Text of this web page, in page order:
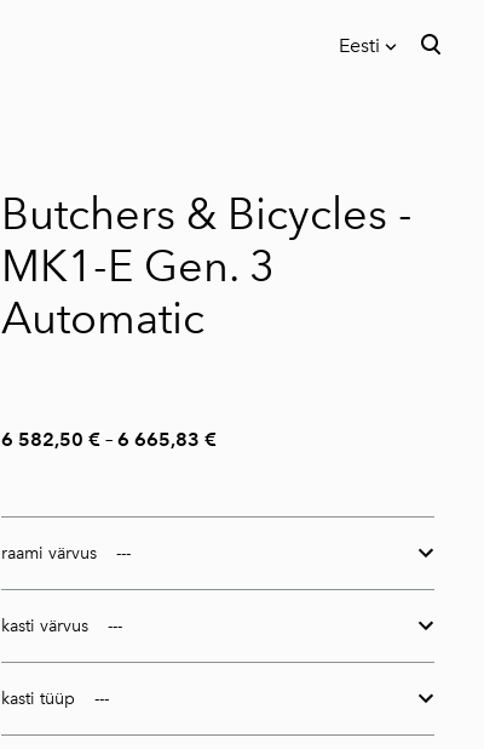
Eesti
Butchers & Bicycles -
MK1-E Gen. 3
Automatic
6 582,50 € – 6 665,83 €
raami värvus
kasti värvus
kasti tüüp